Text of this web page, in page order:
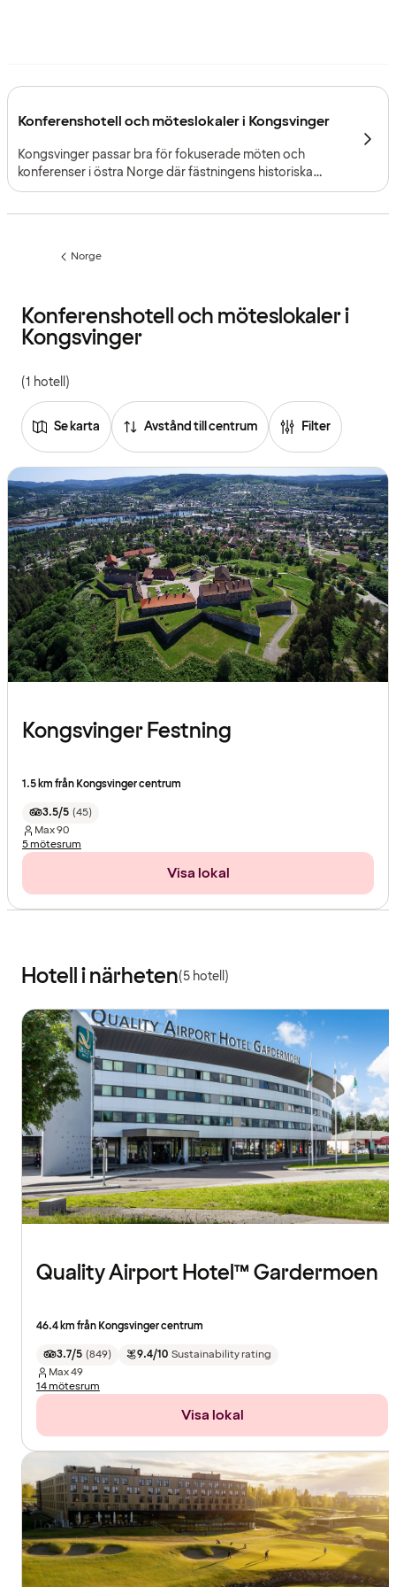
Konferenshotell och möteslokaler i Kongsvinger
Kongsvinger passar bra för fokuserade möten och
konferenser i östra Norge där fästningens historiska
atmosfär och smidig tillgång från både Oslo och svenska
Föregående
Norge
Konferenshotell och möteslokaler i
Kongsvinger
(1 hotell)
Se karta Avstånd till centrum Filter
Kongsvinger Festning
1.5 km från Kongsvinger centrum
3.5/5 (45)
Max90
5 mötesrum
Visa lokal
Hotell i närheten(5 hotell)
Quality Airport Hotel™ Gardermoen
46.4 km från Kongsvinger centrum
3.7/5 (849) 9.4/10 Sustainability rating
Max49
14 mötesrum
Visa lokal